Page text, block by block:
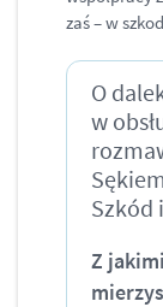
zaś – w
O
w
Szkód
Z